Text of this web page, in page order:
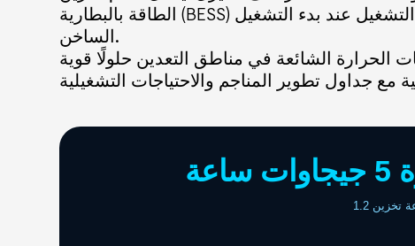
الطاقة بالبطارية (BESS) المصمم بشكل صحيح كمثبت للنظام - يوفر تحويل الطاقة، وتنظيم التردد، ودعم الجهد، والقدرة على التشغيل عند بدء التشغيل
الساخن.
الحرارة الشائعة في مناطق التعدين حلولًا قوية